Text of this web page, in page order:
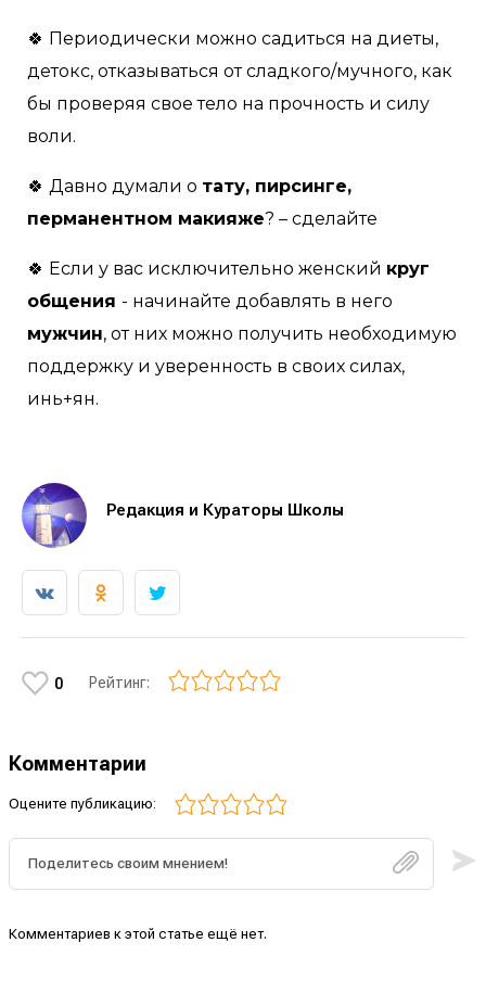
🍀 Периодически можно садиться на диеты,
детокс, отказываться от сладкого/мучного, как
бы проверяя свое тело на прочность и силу
воли.
🍀 Давно думали о тату, пирсинге,
перманентном макияже? – сделайте
🍀 Если у вас исключительно женский круг
общения - начинайте добавлять в него
мужчин, от них можно получить необходимую
поддержку и уверенность в своих силах,
инь+ян.
Редакция и Кураторы Школы
0 Рейтинг:
Комментарии
Оцените публикацию:
Комментариев к этой статье ещё нет.